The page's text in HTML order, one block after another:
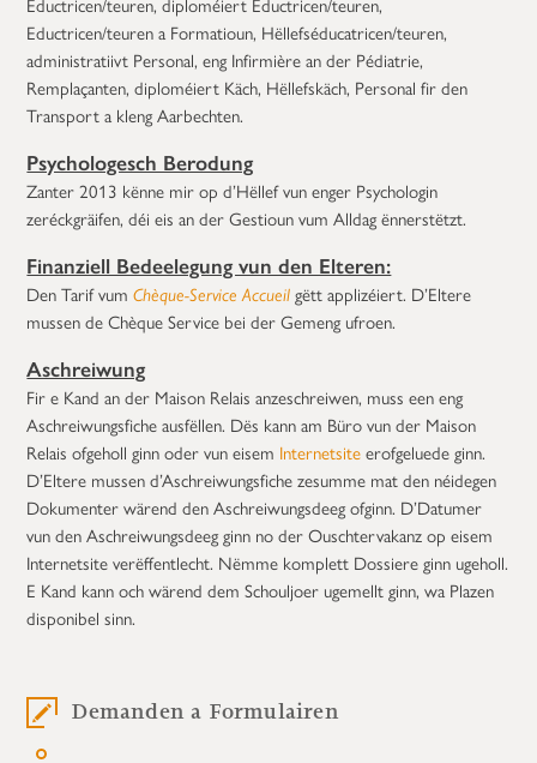
Eductricen/teuren a Formatioun, Hëllefséducatricen/teuren,
administratiivt Personal, eng Infirmière an der Pédiatrie,
Remplaçanten, diploméiert Käch, Hëllefskäch, Personal fir den
Transport a kleng Aarbechten.
Psychologesch Berodung
Zanter 2013 kënne mir op d’Hëllef vun enger Psychologin
zeréckgräifen, déi eis an der Gestioun vum Alldag ënnerstëtzt.
Finanziell Bedeelegung vun den Elteren:
Den Tarif vumChèque-Service Accueil gëtt applizéiert. D’Eltere
mussen de Chèque Service bei der Gemeng ufroen.
Aschreiwung
Fir e Kand an der Maison Relais anzeschreiwen, muss een eng
Aschreiwungsfiche ausfëllen. Dës kann am Büro vun der Maison
Relais ofgeholl ginn oder vun eisem Internetsiteerofgeluede ginn.
D’Eltere mussen d’Aschreiwungsfiche zesumme mat den néidegen
Dokumenter wärend den Aschreiwungsdeeg ofginn. D’Datumer
vun den Aschreiwungsdeeg ginn no der Ouschtervakanz op eisem
Internetsite verëffentlecht. Nëmme komplett Dossiere ginn ugeholl.
E Kand kann och wärend dem Schouljoer ugemellt ginn, wa Plazen
disponibel sinn.
Demanden a Formulairen